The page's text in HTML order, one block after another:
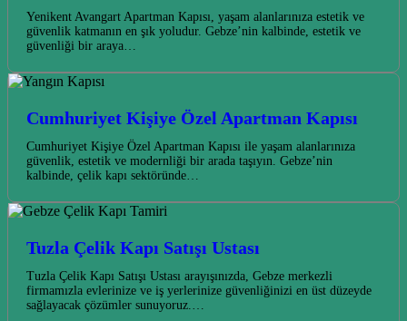
Yenikent Avangart Apartman Kapısı, yaşam alanlarınıza estetik ve
güvenlik katmanın en şık yoludur. Gebze’nin kalbinde, estetik ve
güvenliği bir araya…
Cumhuriyet Kişiye Özel Apartman Kapısı
Cumhuriyet Kişiye Özel Apartman Kapısı ile yaşam alanlarınıza
güvenlik, estetik ve modernliği bir arada taşıyın. Gebze’nin
kalbinde, çelik kapı sektöründe…
Tuzla Çelik Kapı Satışı Ustası
Tuzla Çelik Kapı Satışı Ustası arayışınızda, Gebze merkezli
firmamızla evlerinize ve iş yerlerinize güvenliğinizi en üst düzeyde
sağlayacak çözümler sunuyoruz.…